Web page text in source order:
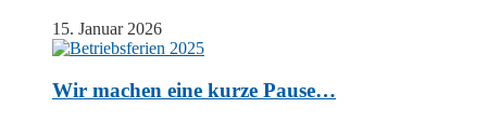
15. Januar 2026
Wir machen eine kurze Pause…